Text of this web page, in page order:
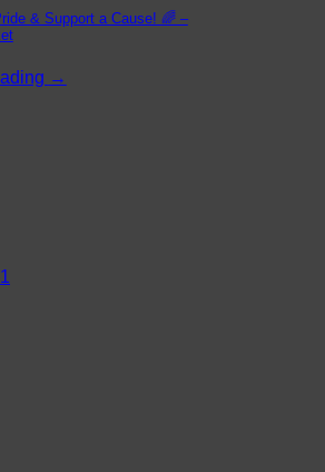
& Support a Cause! 🌈 –
→